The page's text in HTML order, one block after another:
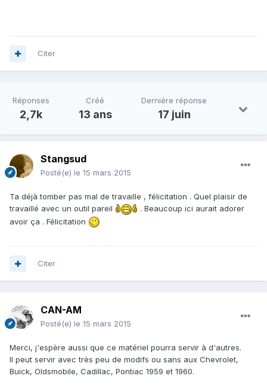
Citer
Réponses
2,7k
Créé
13 ans
Dernière réponse
17 juin
Stangsud
Posté(e) le 15 mars 2015
Ta déjà tomber pas mal de travaille , félicitation . Quel plaisir de
travaillé avec un outil pareil
. Beaucoup ici aurait adorer
avoir ça . Félicitation
Citer
CAN-AM
Posté(e) le 15 mars 2015
Merci, j'espère aussi que ce matériel pourra servir à d'autres.
Il peut servir avec très peu de modifs ou sans aux Chevrolet,
Buick, Oldsmobile, Cadillac, Pontiac 1959 et 1960.